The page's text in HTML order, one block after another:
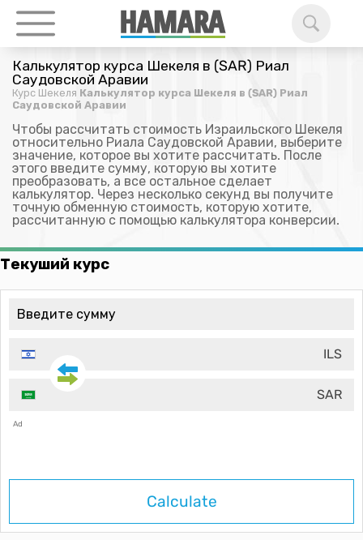
Калькулятор курса Шекеля в (SAR) Риал
Саудовской Аравии
Курс Шекеля Калькулятор курса Шекеля в (SAR) Риал
Саудовской Аравии
Чтобы рассчитать стоимость Израильского Шекеля
относительно Риала Саудовской Аравии, выберите
значение, которое вы хотите рассчитать. После
этого введите сумму, которую вы хотите
преобразовать, а все остальное сделает
калькулятор. Через несколько секунд вы получите
точную обменную стоимость, которую хотите,
рассчитанную с помощью калькулятора конверсии.
Текуший курс
ILS
SAR
Ad
Calculate